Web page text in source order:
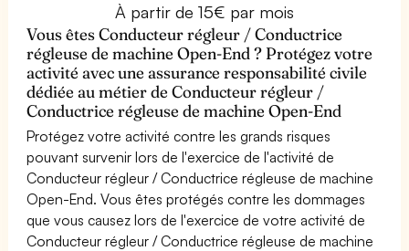
À partir de 15€ par mois
Vous êtes Conducteur régleur / Conductrice
régleuse de machine Open-End ? Protégez votre
activité avec une assurance responsabilité civile
dédiée au métier de Conducteur régleur /
Conductrice régleuse de machine Open-End
Protégez votre activité contre les grands risques
pouvant survenir lors de l'exercice de l'activité de
Conducteur régleur / Conductrice régleuse de machine
Open-End. Vous êtes protégés contre les dommages
que vous causez lors de l'exercice de votre activité de
Conducteur régleur / Conductrice régleuse de machine